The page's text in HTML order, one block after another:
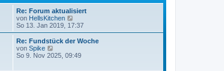
Re: Forum aktualisiert
von HellsKitchen
e
u
e
t
So 13. Jan 2019, 17:37
Re: Fundstück der Woche
von Spike
e
So 9. Nov 2025, 09:49